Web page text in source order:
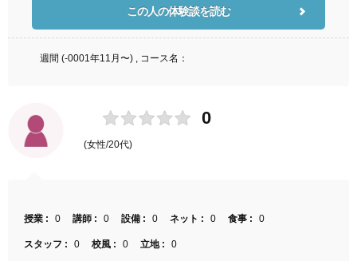
この人の体験談を読む
週間 (-0001年11月〜) , コース名：
(女性/20代)
0
授業 : 0 講師 : 0 設備 : 0 ネット : 0 食事 : 0
スタッフ : 0 校風 : 0 立地 : 0